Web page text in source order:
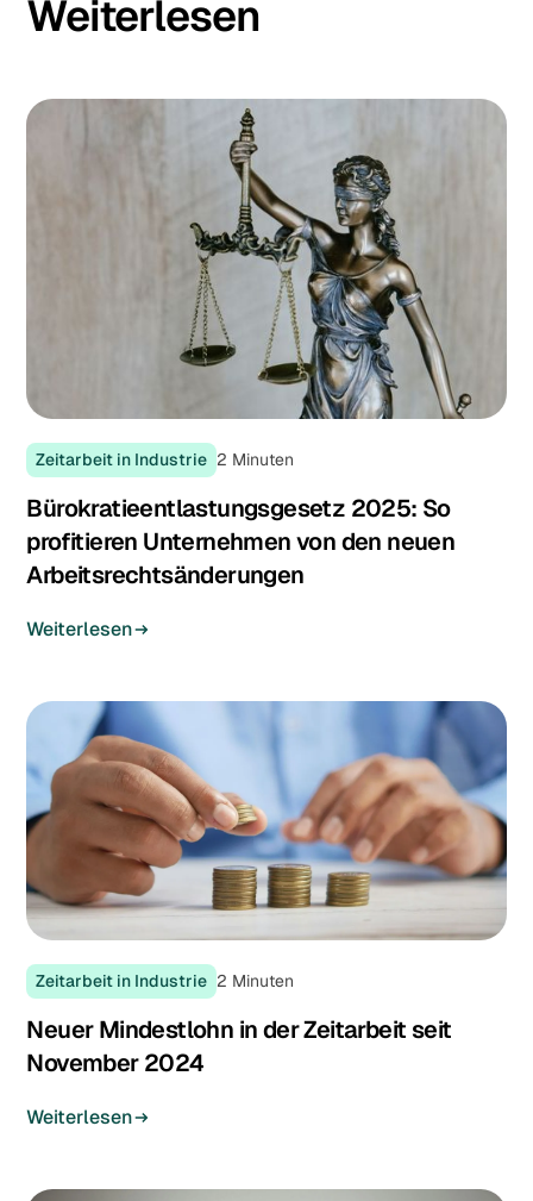
Weiterlesen
Zeitarbeit in Industrie 2 Minuten
Bürokratieentlastungsgesetz 2025: So
profitieren Unternehmen von den neuen
Arbeitsrechtsänderungen
Weiterlesen
Zeitarbeit in Industrie 2 Minuten
Neuer Mindestlohn in der Zeitarbeit seit
November 2024
Weiterlesen